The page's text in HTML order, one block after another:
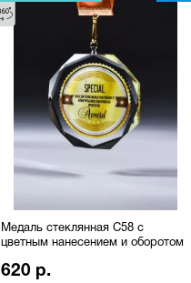
Медаль стеклянная C58 с
цветным нанесением и оборотом
620 р.